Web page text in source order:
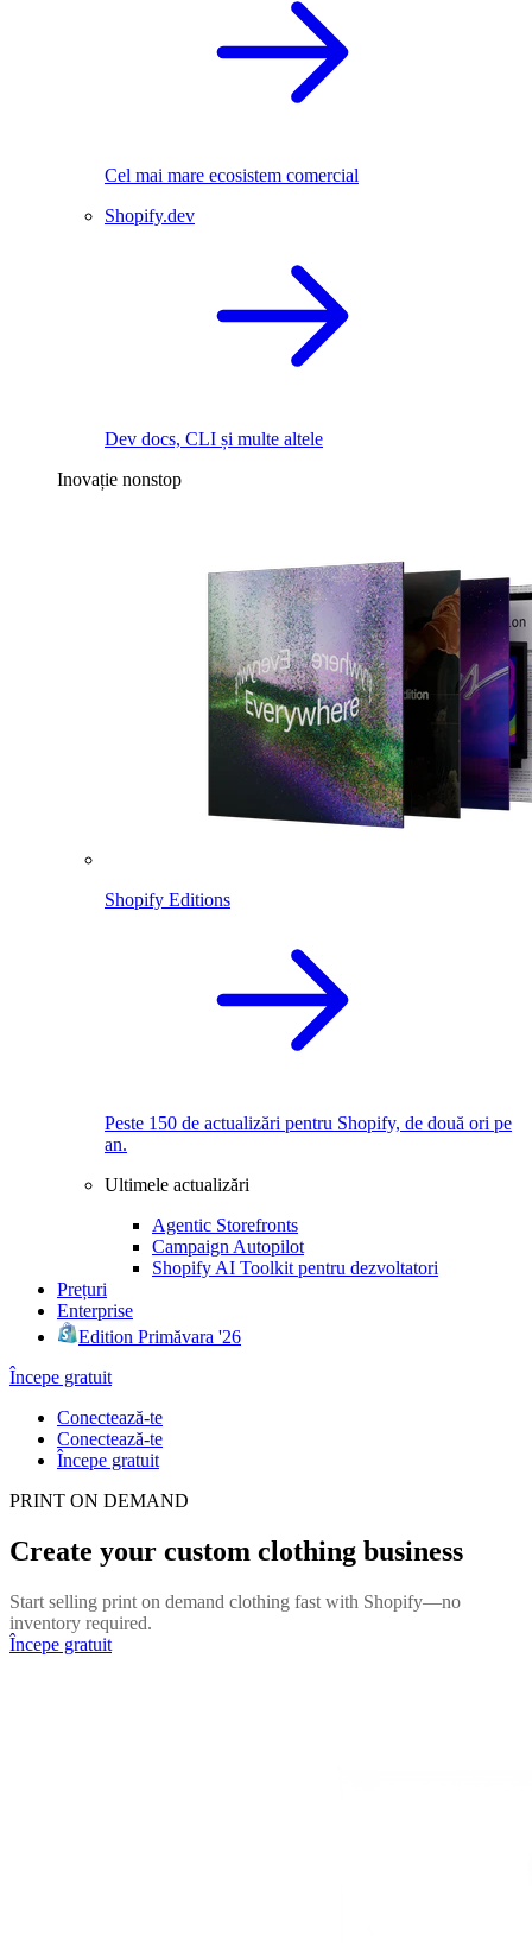
Cel mai mare ecosistem comercial
Shopify.dev
Dev docs, CLI și multe altele
Inovație nonstop
Shopify Editions
Peste 150 de actualizări pentru Shopify, de două ori pe
an.
Ultimele actualizări
Agentic Storefronts
Campaign Autopilot
Shopify AI Toolkit pentru dezvoltatori
Prețuri
Enterprise
Edition Primăvara '26
Începe gratuit
Conectează-te
Conectează-te
Începe gratuit
PRINT ON DEMAND
Create your custom clothing business
Start selling print on demand clothing fast with Shopify—no
inventory required.
Începe gratuit